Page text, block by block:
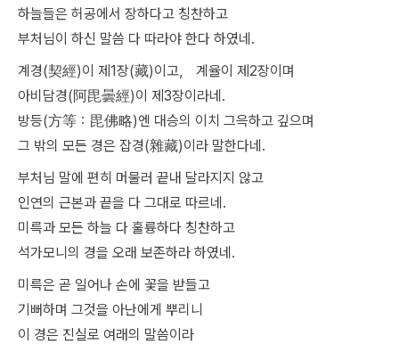
하늘들은 허공에서 장하다고 칭찬하고
부처님이 하신 말씀 다 따라야 한다 하였네.
계경(契經)이 제1장(藏)이고， 계율이 제2장이며
아비담경(阿毘曇經)이 제3장이라네.
방등(方等：毘佛略)엔 대승의 이치 그윽하고 깊으며
그 밖의 모든 경은 잡경(雜藏)이라 말한다네.
부처님 말에 편히 머물러 끝내 달라지지 않고
인연의 근본과 끝을 다 그대로 따르네.
미륵과 모든 하늘 다 훌륭하다 칭찬하고
석가모니의 경을 오래 보존하라 하였네.
미륵은 곧 일어나 손에 꽃을 받들고
기뻐하며 그것을 아난에게 뿌리니
이 경은 진실로 여래의 말씀이라